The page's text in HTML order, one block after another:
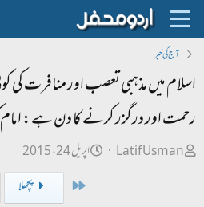
آج کی خبر
اسلام میں مذہبی تعصب اور منافرت کی
رحمت اور درگزر کرنے کا دن ہے:
ص
Latif Usman
تاپریل 24، 2015
First
پچھلا